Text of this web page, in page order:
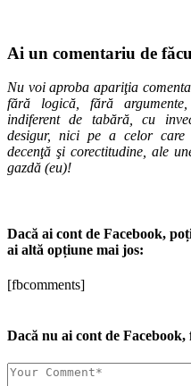
Ai un comentariu de
Nu voi aproba apariţia
fără logică, fără
indiferent de tabără, cu
desigur, nici pe a celor care
decenţă şi corectitudine, ale
gazdă (eu)!
Dacă ai cont de Facebook,
ai altă opțiune mai jos:
[fbcomments]
Dacă nu ai cont de Facebook,